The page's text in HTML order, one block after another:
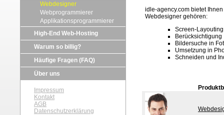
Webdesigner
Webprogrammierer
Applikationsprogrammierer
High-End Web-Hosting
Warum so billig?
Häufige Fragen (FAQ)
Über uns
Impressum
Kontakt
AGB
Datenschutzerklärung
idle-agency.com bietet
Webdesigner gehören:
Screen-Layouting
Bildersuche in
Umsetzung in
Schneiden und